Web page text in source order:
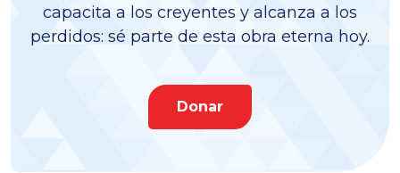
capacita a los creyentes y alcanza a los
perdidos: sé parte de esta obra eterna hoy.
Donar